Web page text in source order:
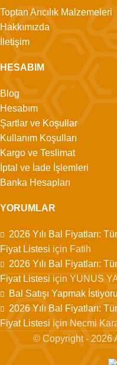
Toptan Arıcılık Malzemeleri
Hakkımızda
İletişim
HESABIM
Blog
Hesabım
Şartlar ve Koşullar
Kullanım Koşulları
Kargo ve Teslimat
İptal ve İade İşlemleri
Banka Hesapları
YORUMLAR
2026 Yılı Bal Fiyatları:
Fiyat Listesi için Fatih
2026 Yılı Bal Fiyatları:
Fiyat Listesi için YUNUS
Bal Satışı Yapmak
2026 Yılı Bal Fiyatları:
Fiyat Listesi için Necmi
© Copyright - 2026